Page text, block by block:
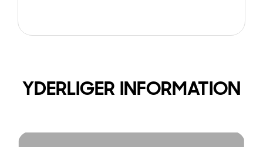
YDERLIGER INFORMATION